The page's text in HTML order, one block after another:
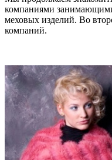
компаниями
меховых изделий. Во
компаний.